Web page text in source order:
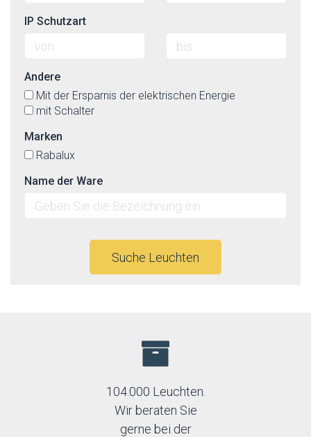
IP Schutzart
Andere
Mit der Ersparnis der elektrischen Energie
mit Schalter
Marken
Rabalux
Name der Ware
Suche Leuchten
104.000 Leuchten.
Wir beraten Sie
gerne bei der